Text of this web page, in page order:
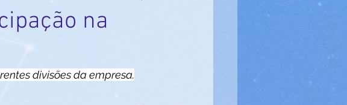
na
divisões da empresa.